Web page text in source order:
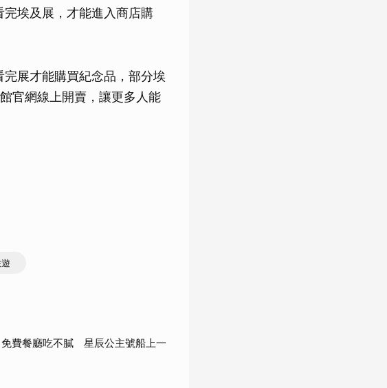
埃及展，才能進入商店購
展才能購買紀念品，部分埃
官網線上開賣，讓更多人能
費餐廳吃不膩 星辰公主號船上一